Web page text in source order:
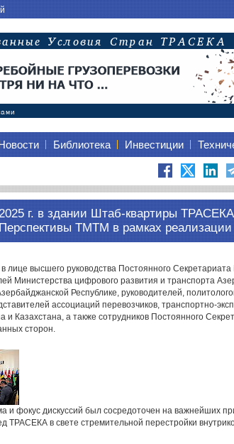
Библиотека Инвестиции
г. в здании Штаб-квартиры
ТМТМ в рамках
в лице высшего руководства Постоянного
Министерства цифрового развития и транспорта
Республике, руководителей,
ассоциаций перевозчиков, транспортно-
и Казахстана, а также сотрудников Постоянного
сторон.
и фокус дискуссий был сосредоточен на важнейших
ТРАСЕКА в свете стремительной перестройки